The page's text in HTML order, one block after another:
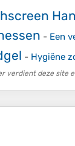
- Een
- Hygiëne
verdient deze site